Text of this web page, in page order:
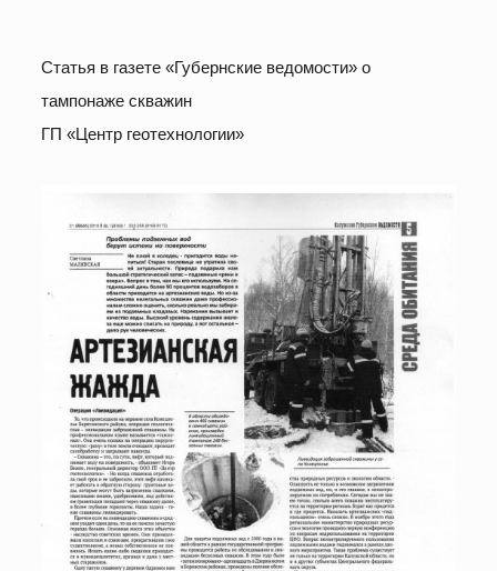
Статья в газете «Губернские ведомости» о
тампонаже скважин
ГП «Центр геотехнологии»